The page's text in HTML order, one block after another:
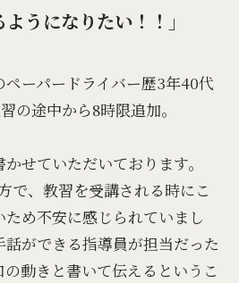
うになりたい！！」
ーパードライバー歴3年40代
の途中から8時限追加。
せていただいております。
で、教習を受講される時にこ
め不安に感じられていまし
ができる指導員が担当だった
動きと書いて伝えるというこ